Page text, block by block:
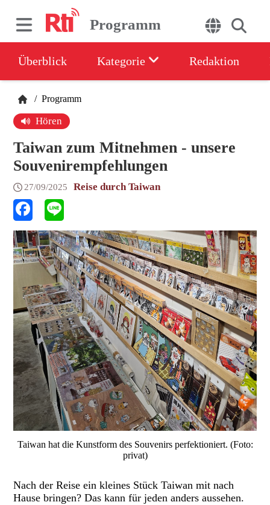
Programm
Überblick Kategorie Redaktion
/ Programm
Hören
Taiwan zum Mitnehmen - unsere
Souvenirempfehlungen
27/09/2025 Reise durch Taiwan
Taiwan hat die Kunstform des Souvenirs perfektioniert. (Foto:
privat)
Nach der Reise ein kleines Stück Taiwan mit nach
Hause bringen? Das kann für jeden anders aussehen.